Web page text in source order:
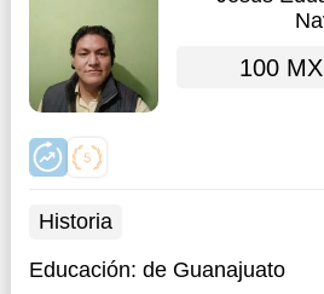
100
Historia
Educación: de Guanajuato